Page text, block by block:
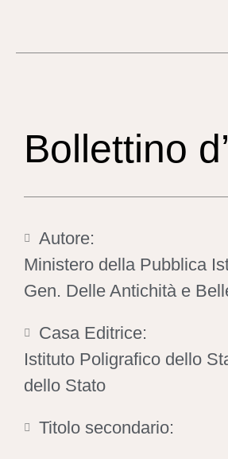
Bollettino
Autore:
Ministero della Pubblica
Gen. Delle Antichità e
Casa Editrice:
Istituto Poligrafico dello
dello Stato
Titolo secondario: